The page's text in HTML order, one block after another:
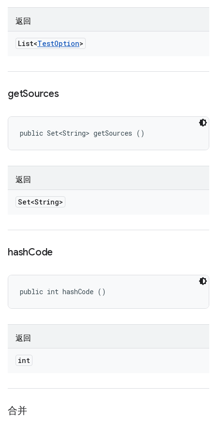
返回
List<TestOption>
getSources
public Set<String> getSources ()
返回
Set<String>
hashCode
public int hashCode ()
返回
int
合并